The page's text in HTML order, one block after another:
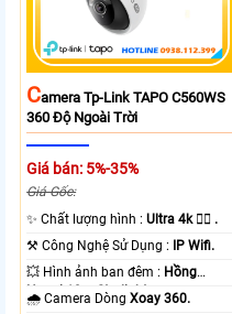
CAmera Tp-Link TAPO C560WS
360 Độ Ngoài Trời
Giá bán: 5%-35%
Giá Gốc:
✨ Chất lượng hình :Ultra 4k 👍🏾 .
⚒ Công Nghệ Sử Dụng :
IP Wifi.
💥 Hình ảnh ban đêm : Hồng
Ngoại 10m Starlight.
🌧️ Camera DòngXoay 360.